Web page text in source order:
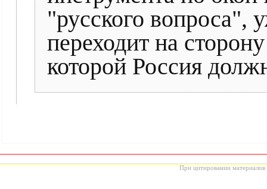
"русского вопроса",
переходит на
которой Россия
При цитировании материалов